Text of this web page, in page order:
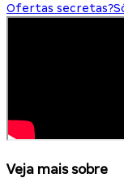
Ofertas secretas?
Veja mais sobre